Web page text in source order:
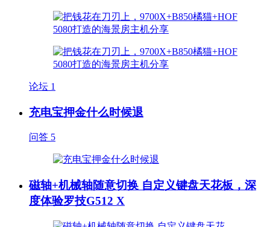
论坛 1
充电宝押金什么时候退
问答 5
磁轴+机械轴随意切换 自定义键盘天花板，深
度体验罗技G512 X